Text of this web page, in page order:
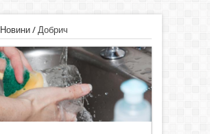
Новини/ Добрич